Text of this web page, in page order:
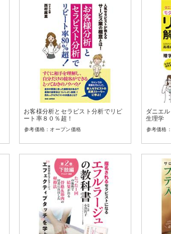
お客様分析とセラピスト分析でリピ
ート率８０％超！
オープン価格
ダニエ
生理学